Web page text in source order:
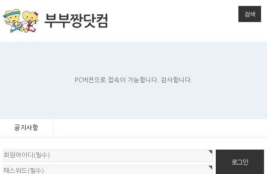
검색
PC버전으로 접속이 가능합니다. 감사합니다.
공지사항
회
원
로
그